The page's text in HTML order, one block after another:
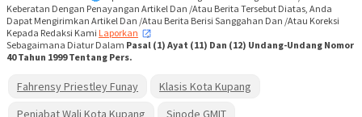
Keberatan Dengan Penayangan Artikel Dan /Atau Berita Tersebut Diatas, Anda
Dapat Mengirimkan Artikel Dan /Atau Berita Berisi Sanggahan Dan /Atau Koreksi
Kepada Redaksi Kami Laporkan
,
Sebagaimana Diatur Dalam Pasal (1) Ayat (11) Dan (12) Undang-Undang Nomor
40 Tahun 1999 Tentang Pers.
Fahrensy Priestley Funay
Klasis Kota Kupang
Penjabat Wali Kota Kupang
Sinode GMIT